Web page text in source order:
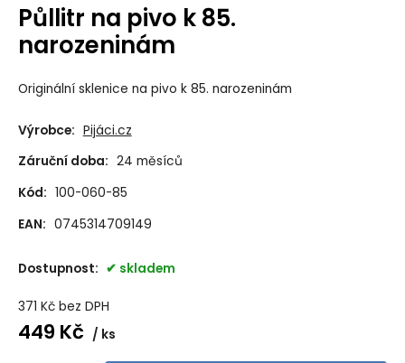
Půllitr na pivo k 85.
narozeninám
Originální sklenice na pivo k 85. narozeninám
Výrobce: Pijáci.cz
Záruční doba: 24 měsíců
Kód: 100-060-85
EAN: 0745314709149
Dostupnost: skladem
371 Kč bez DPH
449 Kč ks